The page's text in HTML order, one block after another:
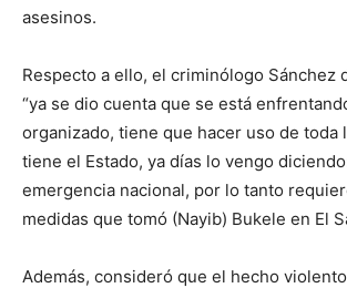
asesinos.
Respecto a ello, el criminólogo Sánchez
“ya se dio cuenta que se está
organizado, tiene que hacer uso de toda
tiene el Estado, ya días lo vengo
emergencia nacional, por lo tanto
medidas que tomó (Nayib) Bukele en El
Además, consideró que el hecho